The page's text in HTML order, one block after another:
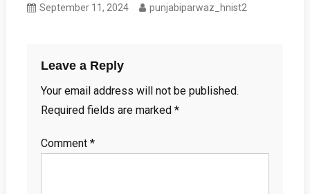
September 11, 2024 punjabiparwaz_hnist2
Leave a Reply
Your email address will not be published.
Required fields are marked *
Comment *